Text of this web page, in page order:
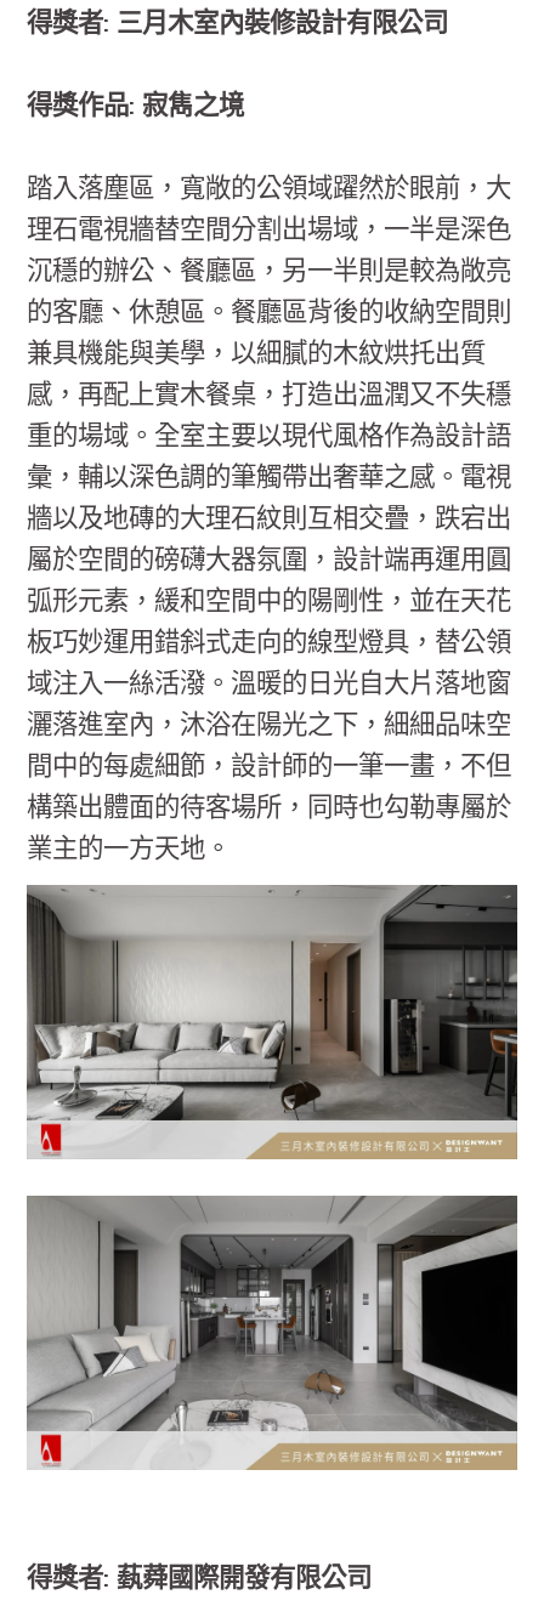
得獎者: 三月木室內裝修設計有限公司
得獎作品: 寂雋之境
踏入落塵區，寬敞的公領域躍然於眼前，大
理石電視牆替空間分割出場域，一半是深色
沉穩的辦公、餐廳區，另一半則是較為敞亮
的客廳、休憩區。餐廳區背後的收納空間則
兼具機能與美學，以細膩的木紋烘托出質
感，再配上實木餐桌，打造出溫潤又不失穩
重的場域。全室主要以現代風格作為設計語
彙，輔以深色調的筆觸帶出奢華之感。電視
牆以及地磚的大理石紋則互相交疊，跌宕出
屬於空間的磅礴大器氛圍，設計端再運用圓
弧形元素，緩和空間中的陽剛性，並在天花
板巧妙運用錯斜式走向的線型燈具，替公領
域注入一絲活潑。溫暖的日光自大片落地窗
灑落進室內，沐浴在陽光之下，細細品味空
間中的每處細節，設計師的一筆一畫，不但
構築出體面的待客場所，同時也勾勒專屬於
業主的一方天地。
得獎者: 蓺蕣國際開發有限公司